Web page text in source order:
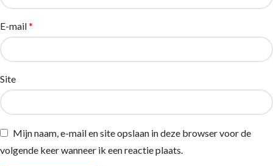
E-mail*
Site
Mijn naam, e-mail en site opslaan in deze browser voor de
volgende keer wanneer ik een reactie plaats.